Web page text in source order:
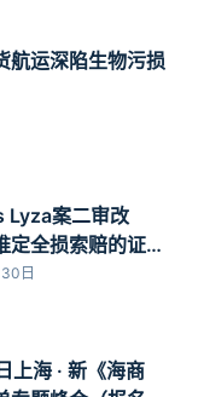
航运深陷生物污损
Lyza案二审改
定全损索赔的证据
日
上海 · 新《海商